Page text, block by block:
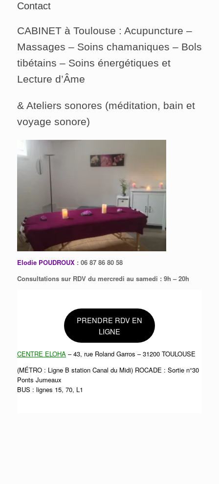
Contact
CABINET à Toulouse : Acupuncture –
Massages – Soins chamaniques – Bols
tibétains – Soins énergétiques et
Lecture d’Âme
& Ateliers sonores (méditation, bain et
voyage sonore)
Elodie POUDROUX : 06 87 86 80 58
Consultations sur RDV du mercredi au samedi : 9h – 20h
PRENDRE RDV EN
LIGNE
CENTRE ELOHA – 43, rue Roland Garros – 31200 TOULOUSE
(MÉTRO : Ligne B station Canal du Midi) ROCADE : Sortie n°30
Ponts Jumeaux
BUS : lignes 15, 70, L1